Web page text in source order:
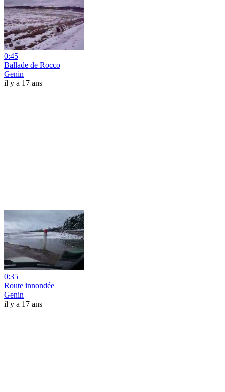
0:45
Ballade de Rocco
Genin
il y a 17 ans
0:35
Route innondée
Genin
il y a 17 ans